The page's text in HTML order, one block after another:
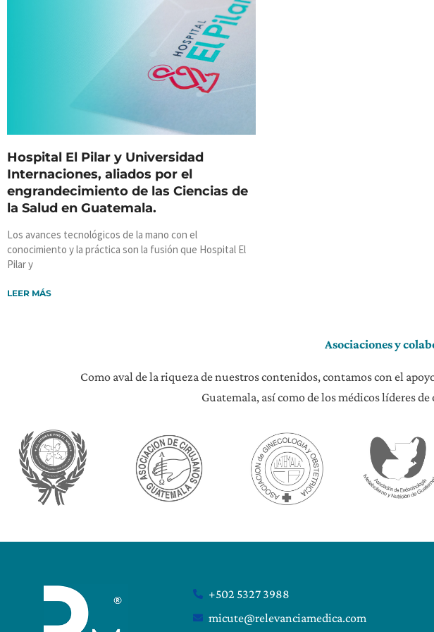
Hospital El Pilar y Universidad
Internaciones, aliados por el
engrandecimiento de las Ciencias de
la Salud en Guatemala.
Los avances tecnológicos de la mano con el
conocimiento y la práctica son la fusión que Hospital El
Pilar y
LEER MÁS
Asociaciones y
Como aval de la riqueza de nuestros contenidos, contamos con el
Guatemala, así como de los médicos líderes
+502 5327 3988
micute@relevanciamedica.com